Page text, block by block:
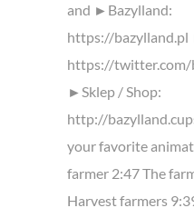
and ►Bazylland:
https://
https://twitter.com/
►Sklep / Shop:
http://
your favorite
farmer 2:47 The
Harvest farmers